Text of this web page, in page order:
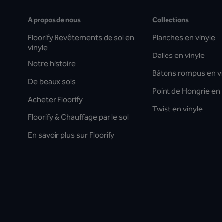
A propos de nous
Floorify Revêtements de sol en
vinyle
Notre histoire
De beaux sols
Acheter Floorify
Floorify & Chauffage par le sol
En savoir plus sur Floorify
Collections
Planches en vinyle
Dalles en vinyle
Bâtons rompus en
Point de Hongrie en
Twist en vinyle